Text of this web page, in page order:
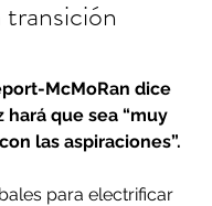
transición
McMoRan dice
hará que sea “muy
las aspiraciones”.
para electrificar